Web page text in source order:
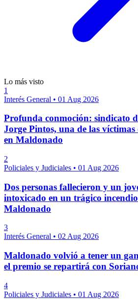
Lo más visto
1
Interés General • 01 Aug 2026
Profunda conmoción: sindicato
Jorge Pintos, una de las
en Maldonado
2
Policiales y Judiciales • 01 Aug 2026
Dos personas fallecieron y un
intoxicado en un trágico
Maldonado
3
Interés General • 02 Aug 2026
Maldonado volvió a tener un
el premio se repartirá con
4
Policiales y Judiciales • 01 Aug 2026